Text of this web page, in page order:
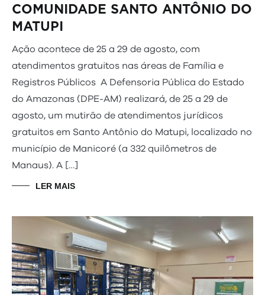
COMUNIDADE SANTO ANTÔNIO DO
MATUPI
Ação acontece de 25 a 29 de agosto, com
atendimentos gratuitos nas áreas de Família e
Registros Públicos A Defensoria Pública do Estado
do Amazonas (DPE-AM) realizará, de 25 a 29 de
agosto, um mutirão de atendimentos jurídicos
gratuitos em Santo Antônio do Matupi, localizado no
município de Manicoré (a 332 quilômetros de
Manaus). A […]
LER MAIS